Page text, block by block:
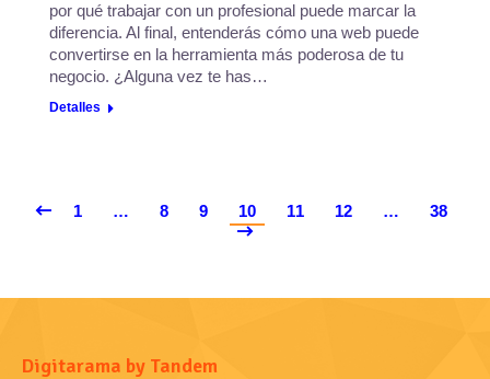
por qué trabajar con un profesional puede marcar la
diferencia. Al final, entenderás cómo una web puede
convertirse en la herramienta más poderosa de tu
negocio. ¿Alguna vez te has…
Detalles
1 … 8 9 10 11 12 … 38
Digitarama by Tandem